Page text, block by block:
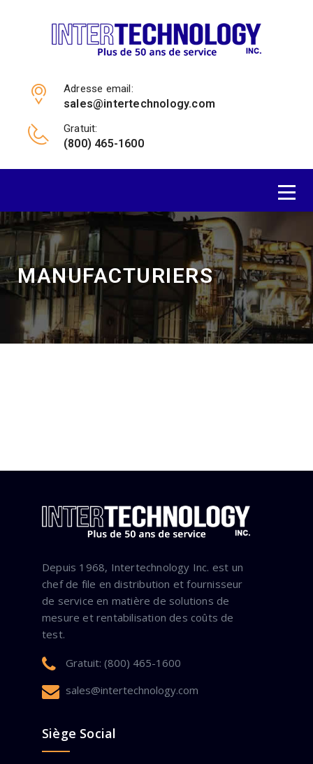
Adresse email:
sales@intertechnology.com
Gratuit:
(800) 465-1600
MANUFACTURIERS
Depuis 1968, Intertechnology Inc. est un
chef de file en distribution et fournisseur
de service en matière de solutions de
mesure et rentabilisation des coûts de
test.
Gratuit: (800) 465-1600
sales@intertechnology.com
Siège Social